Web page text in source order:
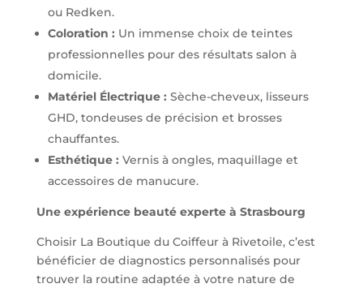
ou Redken.
Coloration : Un immense choix de teintes
professionnelles pour des résultats salon à
domicile.
Matériel Électrique : Sèche-cheveux, lisseurs
GHD, tondeuses de précision et brosses
chauffantes.
Esthétique : Vernis à ongles, maquillage et
accessoires de manucure.
Une expérience beauté experte à Strasbourg
Choisir La Boutique du Coiffeur à Rivetoile, c’est
bénéficier de diagnostics personnalisés pour
trouver la routine adaptée à votre nature de